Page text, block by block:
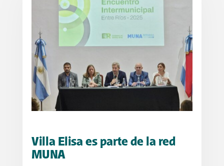
Villa Elisa es parte de la red
MUNA